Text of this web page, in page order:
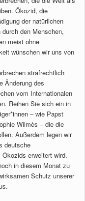
Ökozid, die
der natürlichen
den Menschen,
meist ohne
wünschen wir uns von
strafrechtlich
Änderung des
vom Internationalen
Reihen Sie sich ein in
– wie Papst
Wilmès – die die
Außerdem legen wir
deutsche
erweitert wird.
in diesem Monat zu
Schutz unserer